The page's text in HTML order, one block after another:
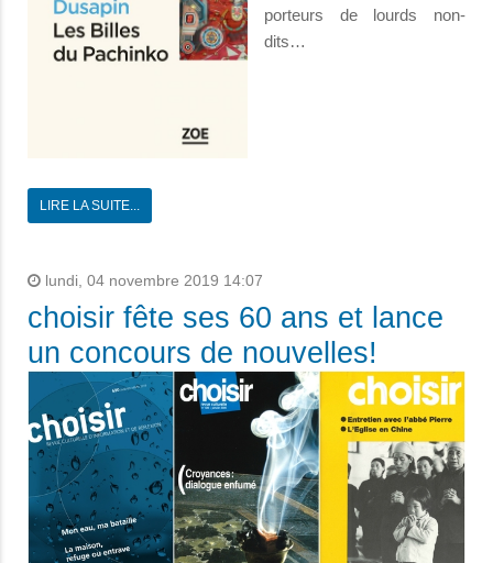
porteurs de lourds non-
dits…
LIRE LA SUITE...
lundi, 04 novembre 2019 14:07
choisir fête ses 60 ans et lance
un concours de nouvelles!